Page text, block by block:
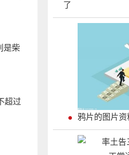
是柴
超过
了
鸦片的图片